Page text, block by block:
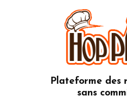
Plateforme des
sans